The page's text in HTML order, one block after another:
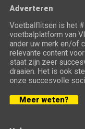
Adverteren
Voetbalflitsen is het
voetbalplatform van
ander uw merk en/of
relevante content
staat zijn zeer
draaien. Het is ook
onze succesvolle
Meer weten?